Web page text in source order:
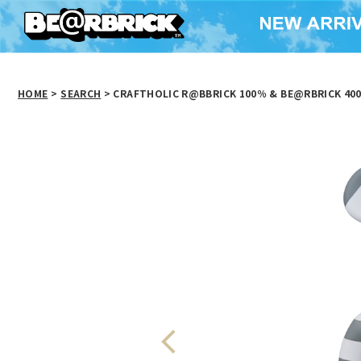
HOME > SEARCH > CRAFTHOLIC R@BBRICK 100％ & BE@RBRICK